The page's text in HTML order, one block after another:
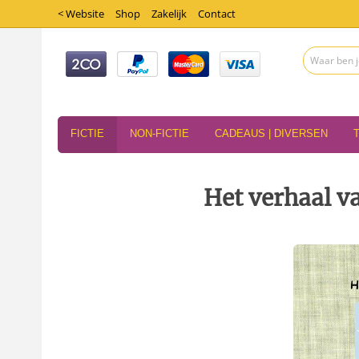
< Website Shop Zakelijk Contact
FICTIE NON-FICTIE CADEAUS | DIVERSEN
Het verhaal